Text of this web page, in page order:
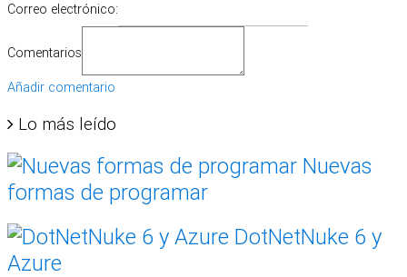
Correo electrónico:
Comentarios
Añadir comentario
Lo más leído
Nuevas
formas de programar
DotNetNuke 6 y
Azure